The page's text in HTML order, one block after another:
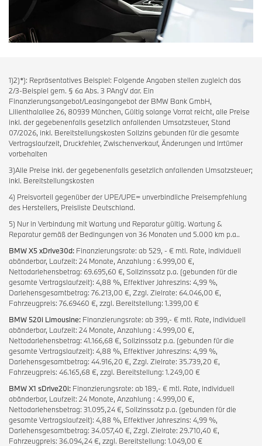
1)2)*): Repräsentatives Beispiel: Folgende Angaben stellen zugleich das
2/3-Beispiel gem. § 6a Abs. 3 PAngV dar. Ein
Finanzierungsangebot/Leasingangebot der BMW Bank GmbH,
Lilienthalallee 26, 80939 München, Gültig solange Vorrat reicht, alle Preise
inkl. der gegebenenfalls gesetzlich anfallenden Umsatzsteuer, Stand
07/2026, inkl. Bereitstellungskosten Sollzins gebunden für die gesamte
Vertragslaufzeit, Druckfehler, Zwischenverkauf, Änderungen und Irrtümer
vorbehalten
3)Alle Preise inkl. der gegebenenfalls gesetzlich anfallenden Umsatzsteuer;
inkl. Bereitstellungskosten
4) Preisvorteil gegenüber der UPE/UPE= unverbindliche Preisempfehlung
des Herstellers, Preisliste Deutschland.
5) Nur in Verbindung mit Wartung und Reparatur gültig. Wartung &
Reparatur gemäß der Bedingungen von 36 Monaten und 5.000 km p.a..
BMW X5 xDrive30d: Finanzierungsrate: ab 529, - € mtl. Rate, individuell
abänderbar, Laufzeit: 24 Monate, Anzahlung : 6.999,00 €,
Nettodarlehensbetrag: 69.695,60 €, Sollzinssatz p.a. (gebunden für die
gesamte Vertragslaufzeit): 4,88 %, Effektiver Jahreszins: 4,99 %,
Darlehensgesamtbetrag: 76.213,00 €, Zzgl. Zielrate: 64.046,00 €,
Fahrzeugpreis: 76.69460 €, zzgl. Bereitstellung: 1.399,00 €
BMW 520i Limousine: Finanzierungsrate: ab 399,- € mtl. Rate, individuell
abänderbar, Laufzeit: 24 Monate, Anzahlung : 4.999,00 €,
Nettodarlehensbetrag: 41.166,68 €, Sollzinssatz p.a. (gebunden für die
gesamte Vertragslaufzeit): 4,88 %, Effektiver Jahreszins: 4,99 %,
Darlehensgesamtbetrag: 44.916,20 €, Zzgl. Zielrate: 35.739,20 €,
Fahrzeugpreis: 46.165,68 €, zzgl. Bereitstellung: 1.249,00 €
BMW X1 sDrive20i: Finanzierungsrate: ab 189,- € mtl. Rate, individuell
abänderbar, Laufzeit: 24 Monate, Anzahlung : 4.999,00 €,
Nettodarlehensbetrag: 31.095,24 €, Sollzinssatz p.a. (gebunden für die
gesamte Vertragslaufzeit): 4,88 %, Effektiver Jahreszins: 4,99 %,
Darlehensgesamtbetrag: 34.057,40 €, Zzgl. Zielrate: 29.710,40 €,
Fahrzeugpreis: 36.094,24 €, zzgl. Bereitstellung: 1.049,00 €